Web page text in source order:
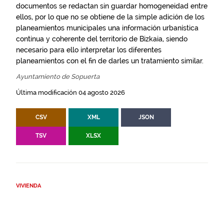
documentos se redactan sin guardar homogeneidad entre
ellos, por lo que no se obtiene de la simple adición de los
planeamientos municipales una información urbanística
continua y coherente del territorio de Bizkaia, siendo
necesario para ello interpretar los diferentes
planeamientos con el fin de darles un tratamiento similar.
Ayuntamiento de Sopuerta
Última modificación 04 agosto 2026
CSV XML JSON
TSV XLSX
VIVIENDA